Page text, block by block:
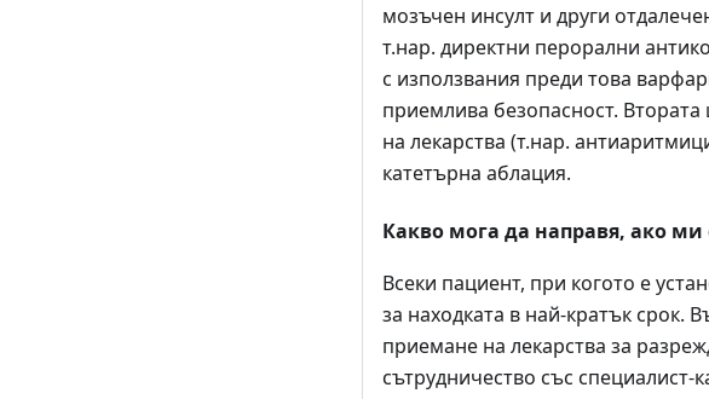
мозъчен инсулт и други
т.нар. директни перорални
с използвания преди това
приемлива безопасност.
на лекарства (т.нар.
катетърна аблация.
Какво мога да направя, ако
Всеки пациент, при когото е
за находката в най-кратък срок.
приемане на лекарства за
сътрудничество със специалист-